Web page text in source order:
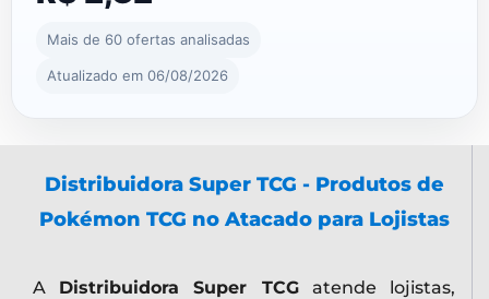
Mais de 60 ofertas analisadas
Atualizado em 06/08/2026
Distribuidora Super TCG - Produtos de
Pokémon TCG no Atacado para Lojistas
A Distribuidora Super TCGatende lojistas,